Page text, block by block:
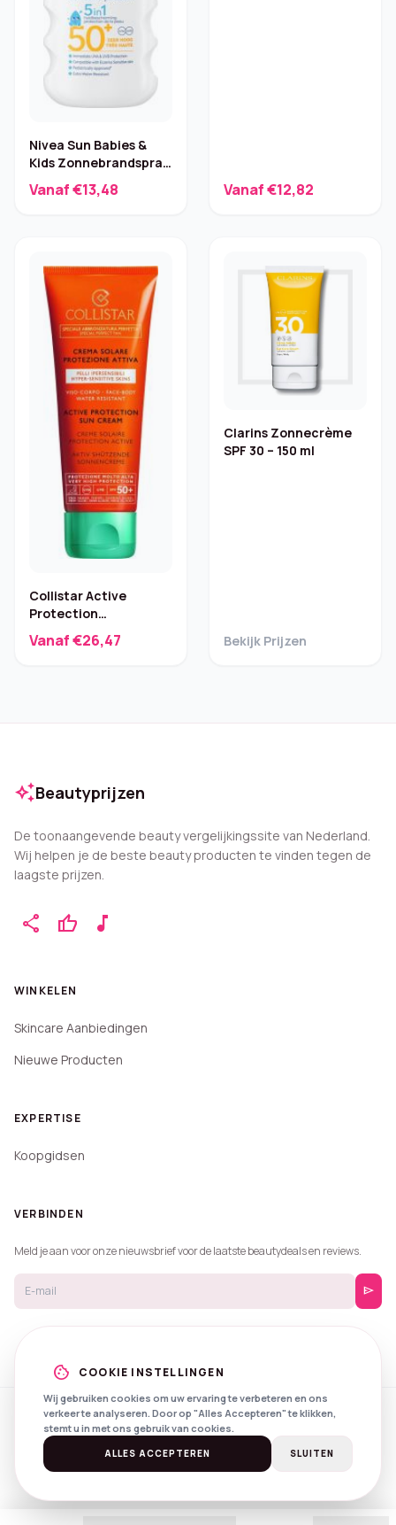
Nivea Sun Babies &
Kids Zonnebrandspray
SPF 50 – 200 ml
Vanaf €13,48 Vanaf €12,82
Collistar Active
Protection
– 100 ml
Vanaf €26,47
Clarins Zonnecrème
SPF 30 – 150 ml
Bekijk Prijzen
auto_awesomeBeautyprijzen
De toonaangevende beauty vergelijkingssite van Nederland.
Wij helpen je de beste beauty producten te vinden tegen de
laagste prijzen.
share thumb_up music_note
WINKELEN
Skincare Aanbiedingen
Nieuwe Producten
EXPERTISE
Koopgidsen
VERBINDEN
Meld je aan voor onze nieuwsbrief voor de laatste beautydeals en reviews.
send
© 2026 Beautyprijzen.
Created with
byNXS Digital
SpotlightsPrivacyVoorwaarden
cookie COOKIE INSTELLINGEN
Wij gebruiken cookies om uw ervaring te verbeteren en ons
verkeer te analyseren. Door op "Alles Accepteren" te klikken,
stemt u in met ons gebruik van cookies.
ALLES ACCEPTEREN SLUITEN